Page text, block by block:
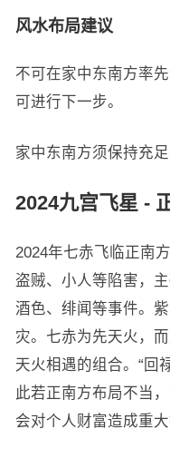
风水布局建议
不可在家中东南方率
可进行下一步。
家中东南方须保持充
2024九宫飞星 -
2024年七赤飞临正南
盗贼、小人等陷害，
酒色、绯闻等事件。
灾。七赤为先天火，
天火相遇的组合。“回
此若正南方布局不当
会对个人财富造成重大